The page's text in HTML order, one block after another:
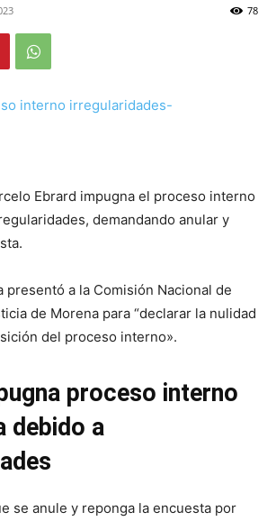
78
Ebrard impugna el proceso interno
demandando anular y
presentó a la Comisión Nacional de
de Morena para “declarar la nulidad
del proceso interno».
proceso interno
debido a
se anule y reponga la encuesta por